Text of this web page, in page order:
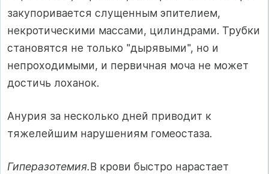
закупоривается слущенным эпителием,
некротическими массами, цилиндрами. Трубки
становятся не только "дырявыми", но и
непроходимыми, и первич­ная моча не может
достичь лоханок.
Анурия за несколько дней приводит к
тяжелейшим нарушениям гомеостаза.
Гиперазотемия.В крови быстро нарастает